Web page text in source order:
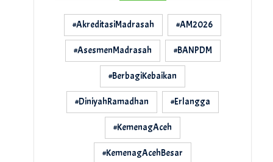
#AkreditasiMadrasah #AM2026
#AsesmenMadrasah #BANPDM
#BerbagiKebaikan
#DiniyahRamadhan #Erlangga
#KemenagAceh
#KemenagAcehBesar